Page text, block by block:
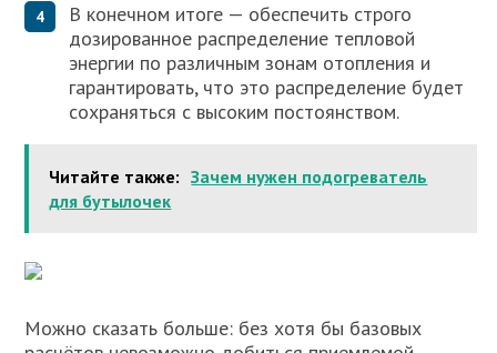
В конечном итоге — обеспечить строго
дозированное распределение тепловой
энергии по различным зонам отопления и
гарантировать, что это распределение будет
сохраняться с высоким постоянством.
Читайте также: Зачем нужен подогреватель
для бутылочек
Можно сказать больше: без хотя бы базовых